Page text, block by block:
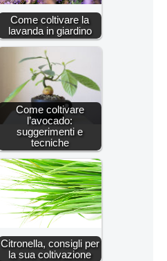
Come coltivare la
lavanda in giardino
Come coltivare
l’avocado:
suggerimenti e
tecniche
Citronella, consigli per
la sua coltivazione